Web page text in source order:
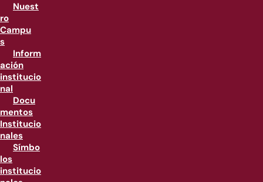
Nuest
ro
Campu
s
Inform
ación
institucio
nal
Docu
mentos
Institucio
nales
Símbo
los
institucio